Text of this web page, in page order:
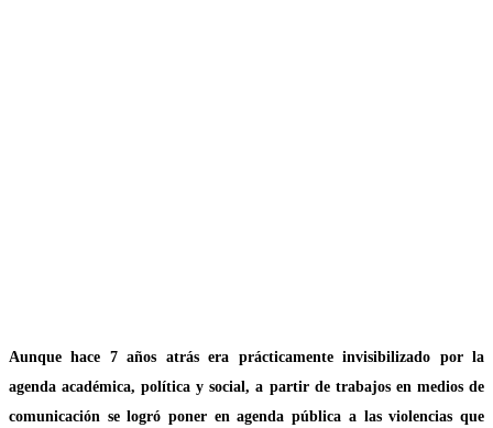
Aunque hace 7 años atrás era prácticamente invisibilizado por la
agenda académica, política y social, a partir de trabajos en medios de
comunicación se logró poner en agenda pública a las violencias que